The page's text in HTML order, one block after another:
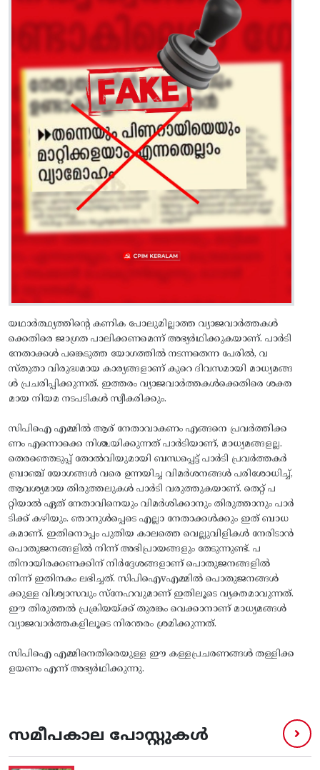
യഥാർത്ഥ്യത്തിന്റെ കണിക പോലുമില്ലാത്ത വ്യാജവാർത്തകൾ
ക്കെതിരെ ജാഗ്രത പാലിക്കണമെന്ന് അഭ്യർഥിക്കുകയാണ്. പാർടി
നേതാക്കൾ പങ്കെടുത്ത യോഗത്തിൽ നടന്നതെന്ന പേരിൽ, വ
സ്തുതാ വിരുദ്ധമായ കാര്യങ്ങളാണ് കുറെ ദിവസമായി മാധ്യമങ്ങ
ൾ പ്രചരിപ്പിക്കുന്നത്. ഇത്തരം വ്യാജവാർത്തകൾക്കെതിരെ ശക്ത
മായ നിയമ നടപടികൾ സ്വീകരിക്കും.
സിപിഐ എമ്മിൽ ആര് നേതാവാകണം എങ്ങനെ പ്രവർത്തിക്ക
ണം എന്നൊക്കെ നിശ്ചയിക്കുന്നത് പാർടിയാണ്, മാധ്യമങ്ങളല്ല.
തെരഞ്ഞെടുപ്പ് തോൽവിയുമായി ബന്ധപ്പെട്ട് പാർടി പ്രവർത്തകർ
ബ്രാഞ്ച് യോഗങ്ങൾ വരെ ഉന്നയിച്ച വിമർശനങ്ങൾ പരിശോധിച്ച്,
ആവശ്യമായ തിരുത്തലുകൾ പാർടി വരുത്തുകയാണ്. തെറ്റ് പ
റ്റിയാൽ ഏത് നേതാവിനെയും വിമർശിക്കാനും തിരുത്താനും പാർ
ടിക്ക് കഴിയും. ഞാനുൾപ്പെടെ എല്ലാ നേതാക്കൾക്കും ഇത് ബാധ
കമാണ്. ഇതിനൊപ്പം പുതിയ കാലത്തെ വെല്ലുവിളികൾ നേരിടാൻ
പൊതുജനങ്ങളിൽ നിന്ന് അഭിപ്രായങ്ങളും തേടുന്നുണ്ട്. പ
തിനായിരക്കണക്കിന് നിർദ്ദേശങ്ങളാണ് പൊതുജനങ്ങളിൽ
നിന്ന് ഇതിനകം ലഭിച്ചത്. സിപിഐvഎമ്മിൽ പൊതുജനങ്ങൾ
ക്കുള്ള വിശ്വാസവും സ്നേഹവുമാണ് ഇതിലൂടെ വ്യക്തമാവുന്നത്.
ഈ തിരുത്തൽ പ്രക്രിയയ്ക്ക് തുരങ്കം വെക്കാനാണ് മാധ്യമങ്ങൾ
വ്യാജവാർത്തകളിലൂടെ നിരന്തരം ശ്രമിക്കുന്നത്.
സിപിഐ എമ്മിനെതിരെയുള്ള ഈ കള്ളപ്രചരണങ്ങൾ തള്ളിക്ക
ളയണം എന്ന് അഭ്യർഥിക്കുന്നു.
സമീപകാല പോസ്റ്റുകൾ